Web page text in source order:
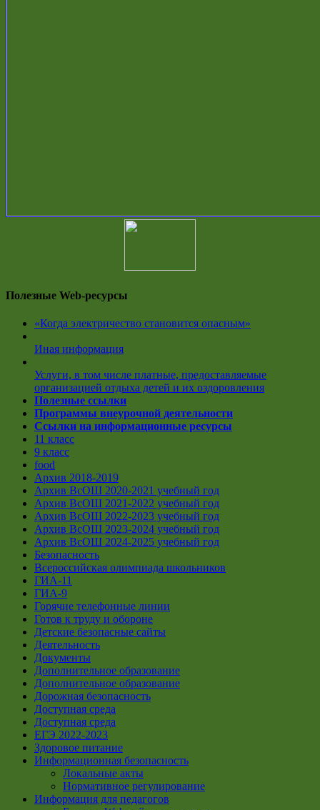
Полезные Web-ресурсы
«Когда электричество становится опасным»
Иная информация
Услуги, в том числе платные, предоставляемые
организацией отдыха детей и их оздоровления
Полезные ссылки
Программы внеурочной деятельности
Ссылки на информационные ресурсы
11 класс
9 класс
food
Архив 2018-2019
Архив ВсОШ 2020-2021 учебный год
Архив ВсОШ 2021-2022 учебный год
Архив ВсОШ 2022-2023 учебный год
Архив ВсОШ 2023-2024 учебный год
Архив ВсОШ 2024-2025 учебный год
Безопасность
Всероссийская олимпиада школьников
ГИА-11
ГИА-9
Горячие телефонные линии
Готов к труду и обороне
Детские безопасные сайты
Деятельность
Документы
Дополнительное образование
Дополнительное образование
Дорожная безопасность
Доступная среда
Доступная среда
ЕГЭ 2022-2023
Здоровое питание
Информационная безопасность
Локальные акты
Нормативное регулирование
Информация для педагогов